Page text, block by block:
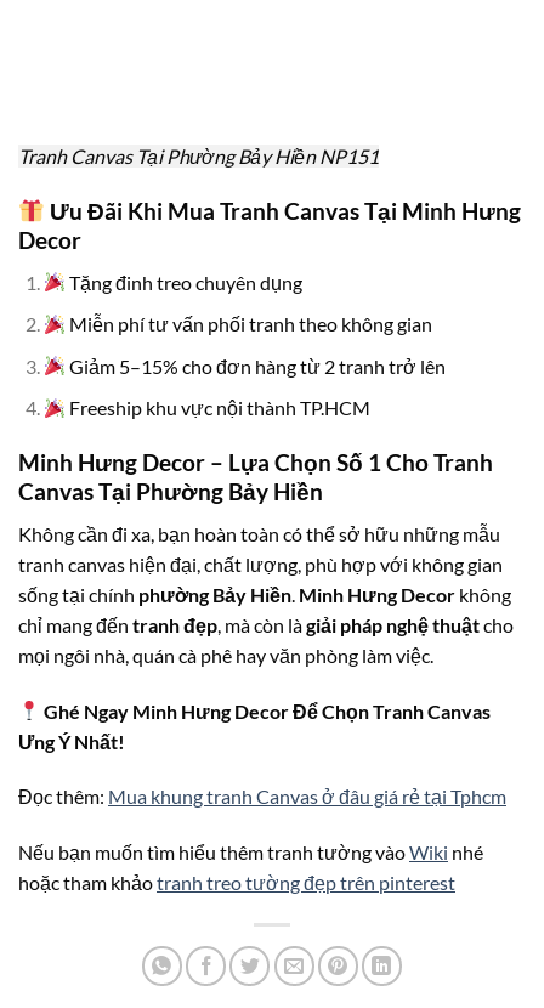
Tranh Canvas Tại Phường Bảy Hiền NP151
Ưu Đãi Khi Mua Tranh Canvas Tại Minh Hưng
Decor
Tặng đinh treo chuyên dụng
Miễn phí tư vấn phối tranh theo không gian
Giảm 5–15% cho đơn hàng từ 2 tranh trở lên
Freeship khu vực nội thành TP.HCM
Minh Hưng Decor – Lựa Chọn Số 1 Cho Tranh
Canvas Tại Phường Bảy Hiền
Không cần đi xa, bạn hoàn toàn có thể sở hữu những mẫu
tranh canvas hiện đại, chất lượng, phù hợp với không gian
sống tại chính phường Bảy Hiền Minh Hưng Decor không
chỉ mang đến tranh đẹp , mà còn làgiải pháp nghệ thuậtcho
mọi ngôi nhà, quán cà phê hay văn phòng làm việc.
Ghé Ngay Minh Hưng Decor Để Chọn Tranh Canvas
Ưng Ý Nhất!
Đọc thêm: Mua khung tranh Canvas ở đâu giá rẻ tại Tphcm
Nếu bạn muốn tìm hiểu thêm tranh tường vàoWiki nhé
hoặc tham khảotranh treo tường đẹp trên pinterest